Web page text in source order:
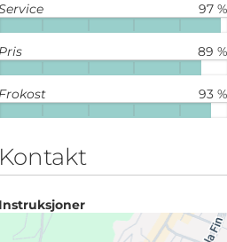
97 %
89 %
Pris
93 %
Frokost
Kontakt
Instruksjoner